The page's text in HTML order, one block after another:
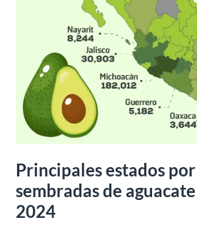
Principales estados
sembradas de
2024